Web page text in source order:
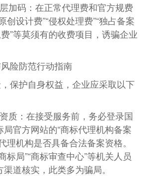
加码：在正常代理费和官方规费
创设计费”“侵权处理费”“独占备案
”等莫须有的收费项目，诱骗企业
险防范行动指南
保护自身权益，企业应采取以下
质：在接受服务前，务必登录国
官方网站的“商标代理机构备案
理机构是否具备合法备案资格。
标局”“商标审查中心”等机关人员
道核实，此类多为骗局。